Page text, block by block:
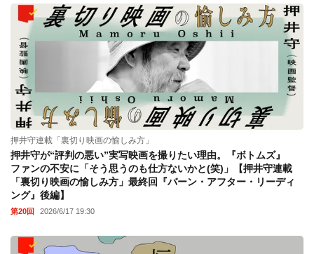
押井守連載「裏切り映画の愉しみ方」
押井守が“評判の悪い”実写映画を撮りたい理由。『ボトムズ』
ファンの不安に「そう思うのも仕方ないかと(笑)」【押井守連載
「裏切り映画の愉しみ方」最終回『バーン・アフター・リーディ
ング』後編】
第20回 2026/6/17 19:30